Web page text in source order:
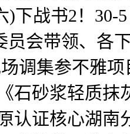
战书2！30-5
会带领、各
调集参不雅项
石砂浆轻质抹
认证核心湖南